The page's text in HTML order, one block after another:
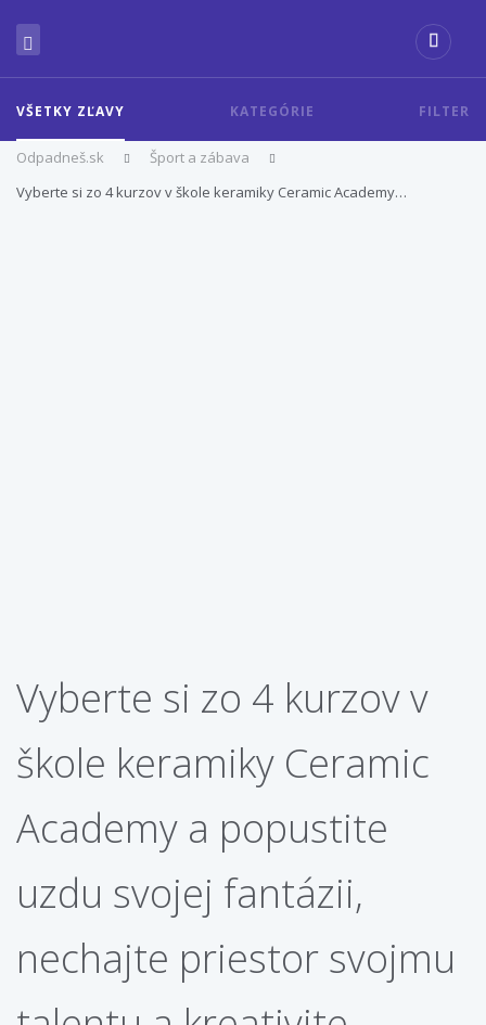
VŠETKY ZĽAVY KATEGÓRIE FILTER
Odpadneš.sk
Šport a zábava
Vyberte si zo 4 kurzov v škole keramiky Ceramic Academy…
Vyberte si zo 4 kurzov v
škole keramiky Ceramic
Academy a popustite
uzdu svojej fantázii,
nechajte priestor svojmu